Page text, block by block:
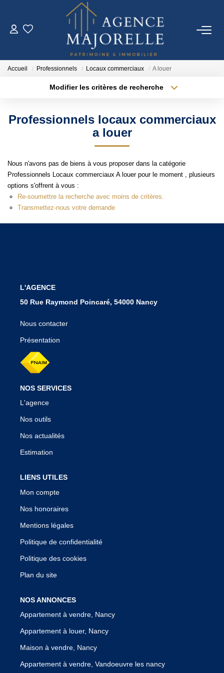
ACHETER
IMMO NEUF
NOTRE AGENCE
Notre Agence
Accueil Professionnels Locaux commerciaux A louer
Modifier les critères de recherche
Type de bien
Créer une alerte
Professionnels locaux commerciaux
a louer
Nous n'avons pas de biens à vous proposer dans la catégorie
Professionnels Locaux commerciaux A louer pour le moment , plusieurs
options s'offrent à vous :
Re-soumettre la recherche avec moins de critères.
Transmettez-nous votre demande
L'AGENCE
50 Rue Raymond Poincaré, 54000 Nancy
Nous contacter
Présentation
NOS SERVICES
L'agence
Nos outils
Nos actualités
Estimation
LIENS UTILES
Mon compte
Nos honoraires
Mentions légales
Politique de confidentialité
Politique des cookies
Plan du site
NOS ANNONCES
Appartement à vendre, Nancy
Appartement à louer, Nancy
Maison à vendre, Nancy
Appartement à vendre, Vandoeuvre les nancy